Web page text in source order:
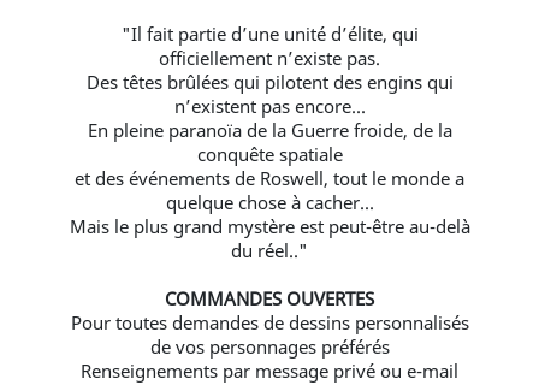
"Il fait partie d’une unité d’élite, qui
officiellement n’existe pas.
Des têtes brûlées qui pilotent des engins qui
n’existent pas encore...
En pleine paranoïa de la Guerre froide, de la
conquête spatiale
et des événements de Roswell, tout le monde a
quelque chose à cacher...
Mais le plus grand mystère est peut-être au-delà
du réel.."
COMMANDES OUVERTES
Pour toutes demandes de dessins personnalisés
de vos personnages préférés
Renseignements par message privé ou e-mail